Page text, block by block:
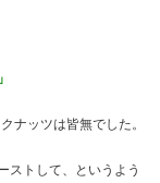
ナッツは皆無でした。
ストして、というよう